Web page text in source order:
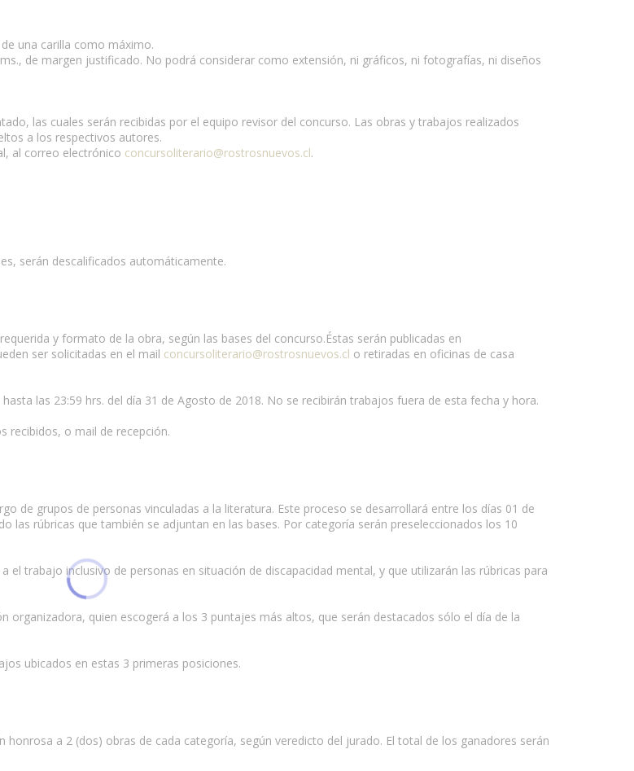
una carilla como máximo.
de margen justificado. No podrá considerar como extensión, ni gráficos, ni fotografías, ni diseños
las cuales serán recibidas por el equipo revisor del concurso. Las obras y trabajos realizados
a los respectivos autores.
al correo electrónico concursoliterario@rostrosnuevos.cl.
serán descalificados automáticamente.
y formato de la obra, según las bases del concurso.Éstas serán publicadas en
ser solicitadas en el mail concursoliterario@rostrosnuevos.cl o retiradas en oficinas de casa
las 23:59 hrs. del día 31 de Agosto de 2018. No se recibirán trabajos fuera de esta fecha y hora.
recibidos, o mail de recepción.
de grupos de personas vinculadas a la literatura. Este proceso se desarrollará entre los días 01 de
las rúbricas que también se adjuntan en las bases. Por categoría serán preseleccionados los 10
trabajo inclusivo de personas en situación de discapacidad mental, y que utilizarán las rúbricas para
organizadora, quien escogerá a los 3 puntajes más altos, que serán destacados sólo el día de la
ubicados en estas 3 primeras posiciones.
a 2 (dos) obras de cada categoría, según veredicto del jurado. El total de los ganadores serán